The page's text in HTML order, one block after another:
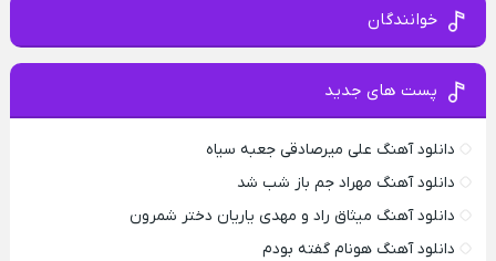
خوانندگان
پست های جدید
دانلود آهنگ علی میرصادقی جعبه سیاه
دانلود آهنگ مهراد جم باز شب شد
دانلود آهنگ میثاق راد و مهدی یاریان دختر شمرون
دانلود آهنگ هونام گفته بودم